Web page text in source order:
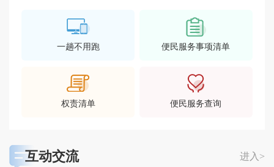
一趟不用跑 便民服务事项清单
权责清单 便民服务查询
互动交流 进入>